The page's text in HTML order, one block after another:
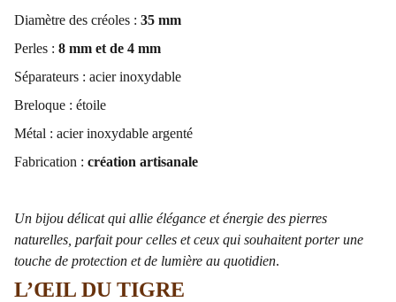
Diamètre des créoles : 35 mm
Perles : 8 mm et de 4 mm
Séparateurs : acier inoxydable
Breloque : étoile
Métal : acier inoxydable argenté
Fabrication : création artisanale
Un bijou délicat qui allie élégance et énergie des pierres
naturelles, parfait pour celles et ceux qui souhaitent porter une
touche de protection et de lumière au quotidien.
L’ŒIL DU TIGRE